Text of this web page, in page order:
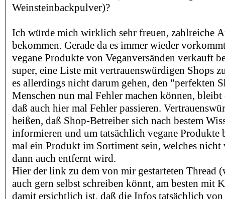
Weinsteinbackpulver)?
Ich würde mich wirklich sehr freuen, zahlreiche
bekommen. Gerade da es immer wieder
vegane Produkte von Veganversänden verkauft
super, eine Liste mit vertrauenswürdigen Shops
es allerdings nicht darum gehen, den "perfekten
Menschen nun mal Fehler machen können, bleibt
daß auch hier mal Fehler passieren.
heißen, daß Shop-Betreiber sich nach bestem
informieren und um tatsächlich vegane Produkte
mal ein Produkt im Sortiment sein, welches nicht
dann auch entfernt wird.
Hier der link zu dem von mir gestarteten Thread
auch gern selbst schreiben könnt, am besten mit
damit ersichtlich ist, daß die Infos tatsächlich von